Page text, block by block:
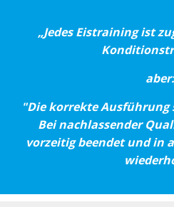
„Jedes Eistraining ist
aber:
"Die korrekte
Bei nachlassender
vorzeitig beendet und in